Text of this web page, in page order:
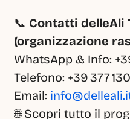
📞 Contatti delleAli
(organizzazione
WhatsApp & Info:
Telefono: +39 377 130
Email:
🌐 Scopri tutto il